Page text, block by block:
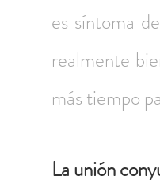
es síntoma
realmente
más tiempo
La unión